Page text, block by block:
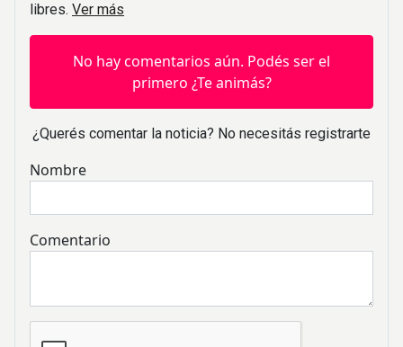
libres. Ver más
No hay comentarios aún. Podés ser el
primero ¿Te animás?
¿Querés comentar la noticia? No necesitás registrarte
Nombre
Comentario